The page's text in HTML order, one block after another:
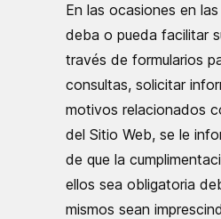
En las ocasiones en
deba o pueda facilitar
través de formularios
consultas, solicitar
motivos relacionados
del Sitio Web, se le
de que la
ellos sea obligatoria
mismos sean